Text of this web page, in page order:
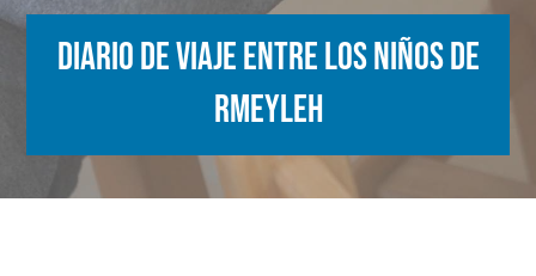
Diario de viaje entre los niños de
Rmeyleh